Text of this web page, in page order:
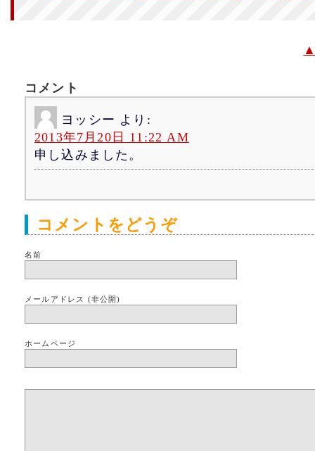
コメント
ヨッシー より:
2013年7月20日 11:22 AM
申し込みました。
コメントをどうぞ
名前
メールアドレス (非公開)
ホームページ